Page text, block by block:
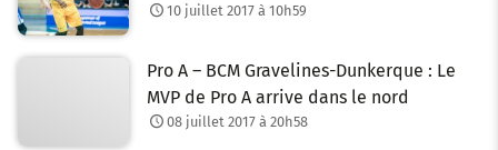
10 juillet 2017 à 10h59
Pro A – BCM Gravelines-Dunkerque : Le
MVP de Pro A arrive dans le nord
08 juillet 2017 à 20h58